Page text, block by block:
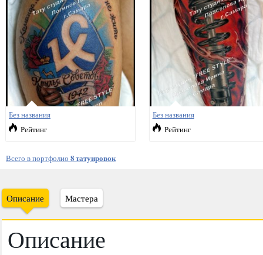
Без названия
Рейтинг
Без названия
Рейтинг
Всего в портфолио 8 татуировок
Описание Мастера
Описание